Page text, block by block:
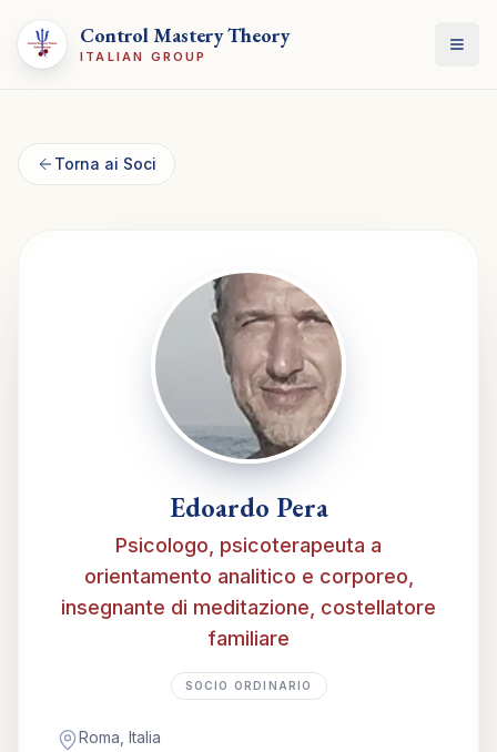
Control Mastery Theory
ITALIAN GROUP Apri
Torna ai Soci
Edoardo Pera
Psicologo, psicoterapeuta a
orientamento analitico e corporeo,
insegnante di meditazione, costellatore
familiare
SOCIO ORDINARIO
Roma, Italia